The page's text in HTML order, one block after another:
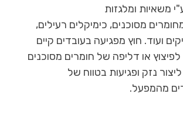
משאיות ומלגזות
מסוכנים, כימיקלים רעילים,
ועוד. חוץ מפגיעה בעובדים קיים
לפיצוץ או דליפה של חומרים מסוכנים
נזק ופגיעות בטווח של
מהמפעל.